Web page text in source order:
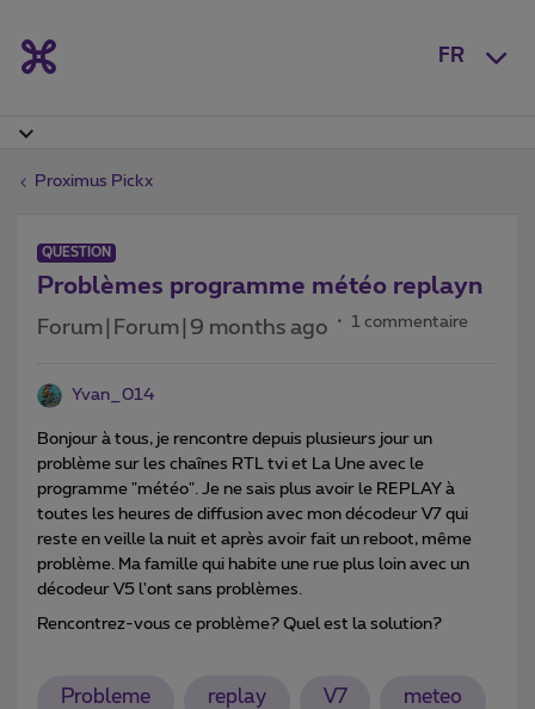
FR
Proximus Pickx
QUESTION
Problèmes programme météo replayn
Forum|Forum|9 months ago 1 commentaire
Yvan_014
Bonjour à tous, je rencontre depuis plusieurs jour un
problème sur les chaînes RTL tvi et La Une avec le
programme "météo". Je ne sais plus avoir le REPLAY à
toutes les heures de diffusion avec mon décodeur V7 qui
reste en veille la nuit et après avoir fait un reboot, même
problème. Ma famille qui habite une rue plus loin avec un
décodeur V5 l'ont sans problèmes.
Rencontrez-vous ce problème? Quel est la solution?
Probleme replay V7 meteo